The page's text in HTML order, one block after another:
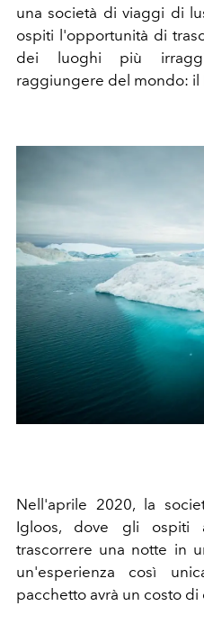
una società di viaggi di
ospiti l'opportunità di
dei luoghi più
raggiungere del mondo: il
Nell'aprile 2020, la
Igloos, dove gli ospiti
trascorrere una notte in
un'esperienza così
pacchetto avrà un costo